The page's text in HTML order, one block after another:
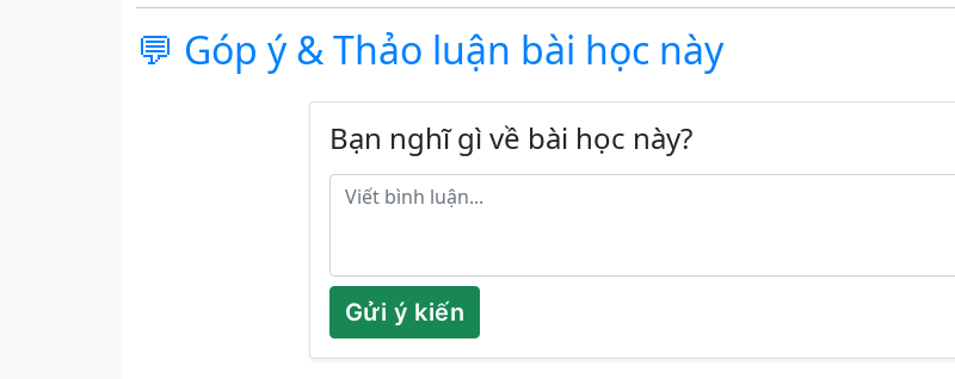
💬 Góp ý & Thảo luận bài học này
Bạn nghĩ gì về bài học này?
Gửi ý kiến